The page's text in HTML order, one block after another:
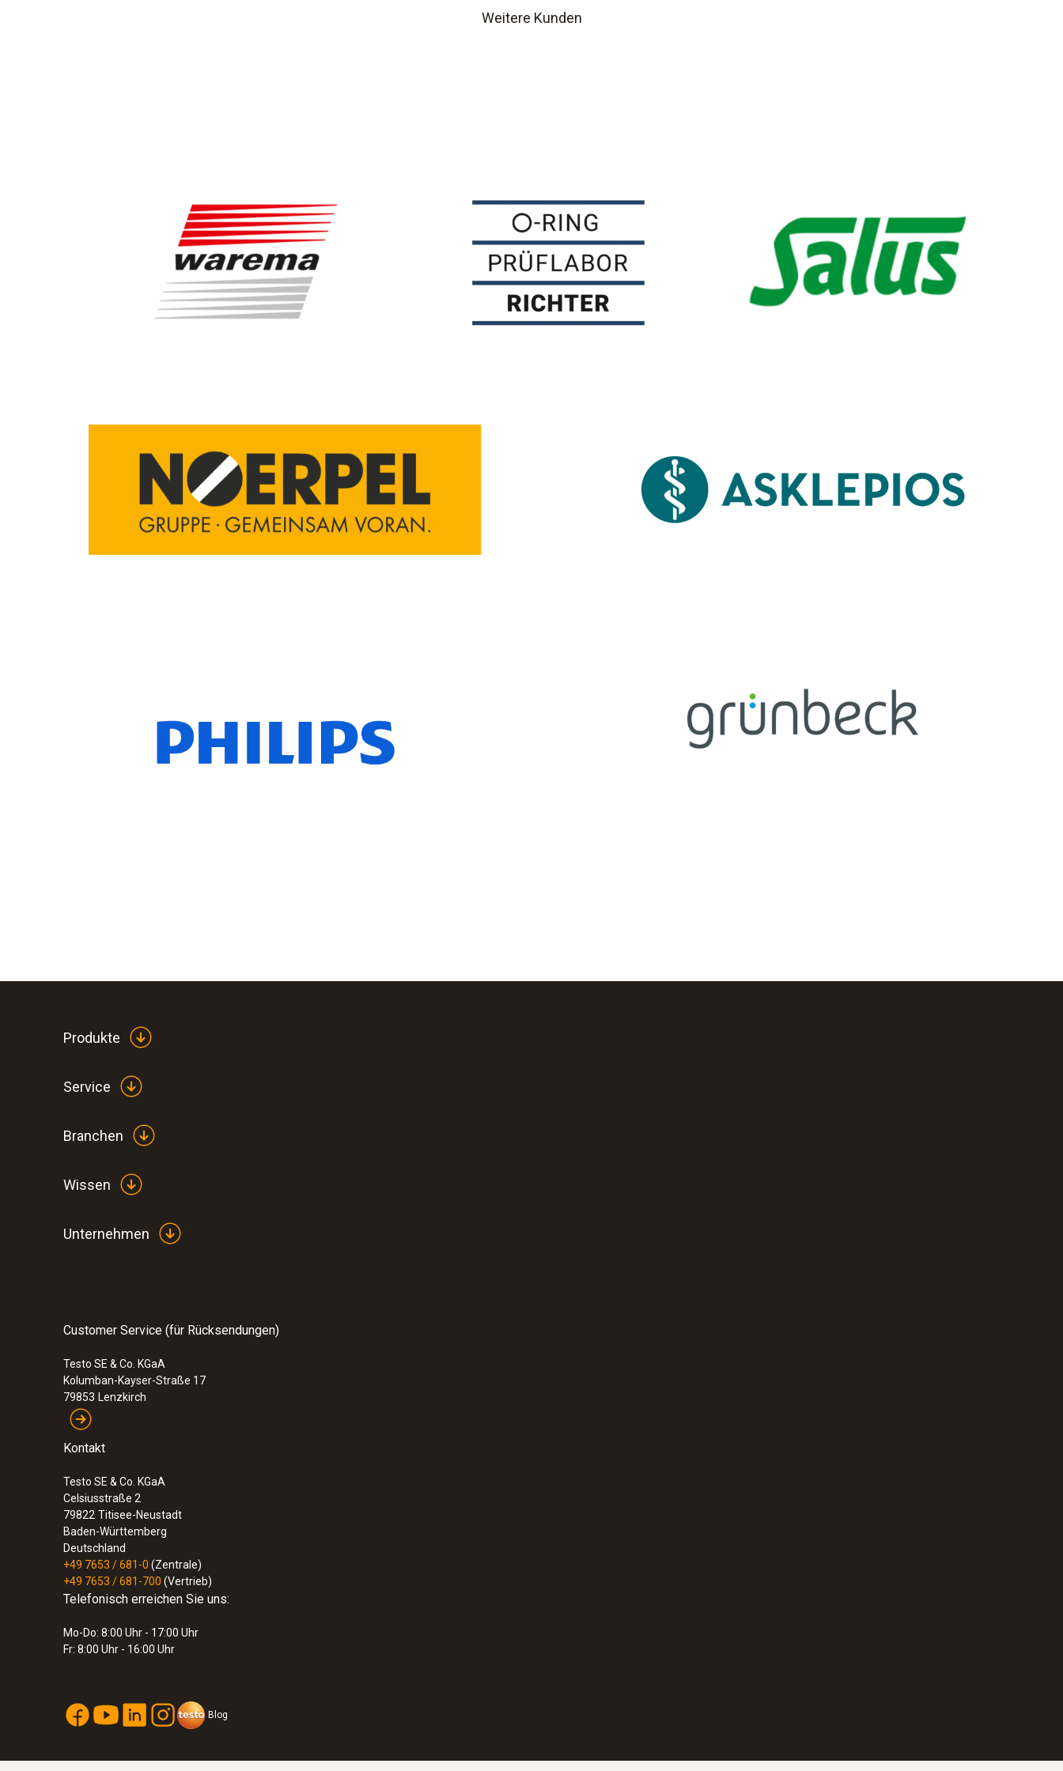
Weitere Kunden
Produkte
Service
Branchen
Wissen
Unternehmen
Customer Service (für Rücksendungen)
Testo SE & Co. KGaA
Kolumban-Kayser-Straße 17
79853 Lenzkirch
Kontakt
Testo SE & Co. KGaA
Celsiusstraße 2
79822 Titisee-Neustadt
Baden-Württemberg
Deutschland
+49 7653 / 681-0 (Zentrale)
+49 7653 / 681-700 (Vertrieb)
Telefonisch erreichen Sie uns:
Mo-Do: 8:00 Uhr - 17:00 Uhr
Fr: 8:00 Uhr - 16:00 Uhr
Blog